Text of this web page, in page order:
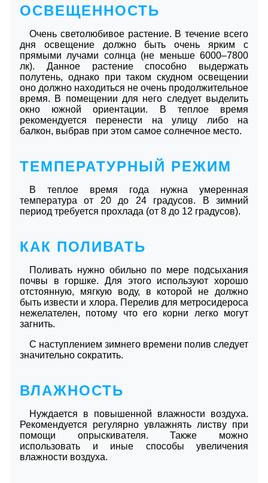
ОСВЕЩЕННОСТЬ
Очень светолюбивое растение. В течение всего
дня освещение должно быть очень ярким с
прямыми лучами солнца (не меньше 6000–7800
лк). Данное растение способно выдержать
полутень, однако при таком скудном освещении
оно должно находиться не очень продолжительное
время. В помещении для него следует выделить
окно южной ориентации. В теплое время
рекомендуется перенести на улицу либо на
балкон, выбрав при этом самое солнечное место.
ТЕМПЕРАТУРНЫЙ РЕЖИМ
В теплое время года нужна умеренная
температура от 20 до 24 градусов. В зимний
период требуется прохлада (от 8 до 12 градусов).
КАК ПОЛИВАТЬ
Поливать нужно обильно по мере подсыхания
почвы в горшке. Для этого используют хорошо
отстоянную, мягкую воду, в которой не должно
быть извести и хлора. Перелив для метросидероса
нежелателен, потому что его корни легко могут
загнить.
С наступлением зимнего времени полив следует
значительно сократить.
ВЛАЖНОСТЬ
Нуждается в повышенной влажности воздуха.
Рекомендуется регулярно увлажнять листву при
помощи опрыскивателя. Также можно
использовать и иные способы увеличения
влажности воздуха.